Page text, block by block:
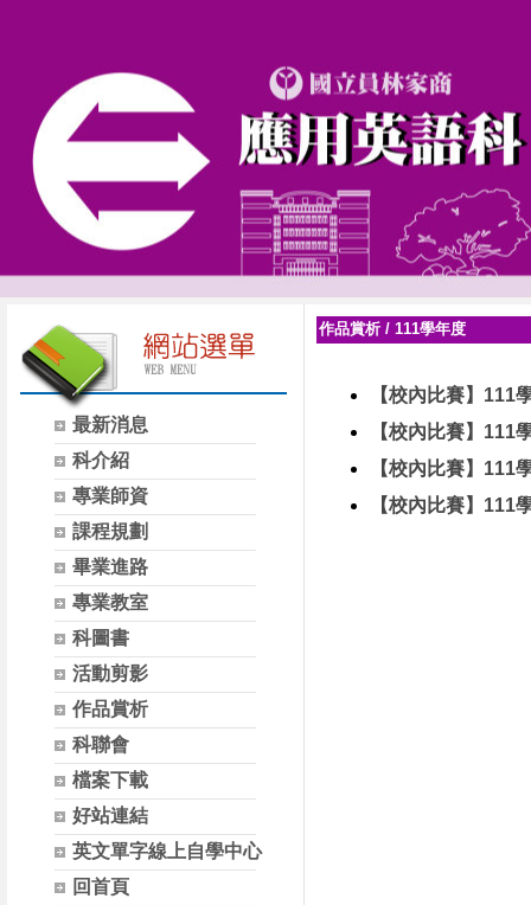
最新消息
科介紹
專業師資
課程規劃
畢業進路
專業教室
科圖書
活動剪影
作品賞析
科聯會
檔案下載
好站連結
英文單字線上自學中心
回首頁
作品賞析 / 111學年度
【校內比賽】111
【校內比賽】111
【校內比賽】111
【校內比賽】111